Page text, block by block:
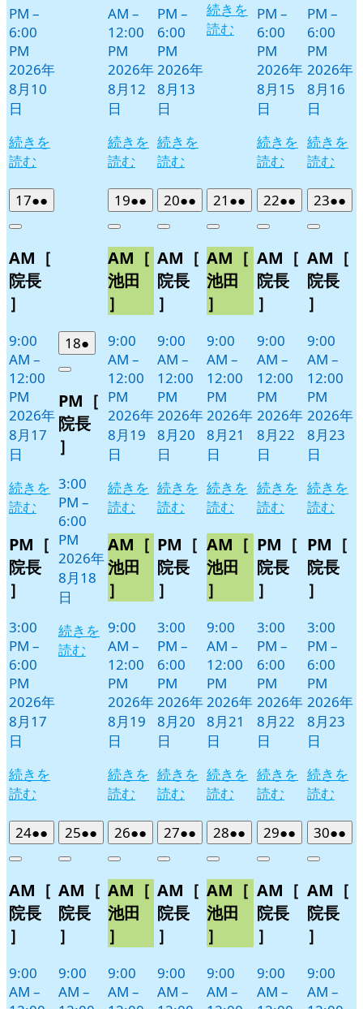
PM –
6:00
PM
2026年
8月10
日
続きを
読む
AM –
12:00
PM
2026年
8月12
日
続きを
読む
PM –
6:00
PM
2026年
8月13
日
続きを
読む
続きを
読む
PM –
6:00
PM
2026年
8月15
日
続きを
読む
PM –
6:00
PM
2026年
8月16
日
続きを
読む
172026
年
月
17
日
●●
件
イ
Close
AM［
院長
］
9:00
AM –
12:00
PM
2026年
8月17
日
続きを
読む
PM［
院長
］
3:00
PM –
6:00
PM
2026年
8月17
日
続きを
読む
182026
年
月
18
日
●
件
イ
ベ
Close
PM［
院長
］
3:00
PM –
6:00
PM
2026年
8月18
日
続きを
読む
192026
年
月
19
日
●●
件
イ
ベ
ト)
Close
AM［
池田
］
9:00
AM –
12:00
PM
2026年
8月19
日
続きを
読む
AM［
池田
］
9:00
AM –
12:00
PM
2026年
8月19
日
続きを
読む
202026
年
月
20
日
●●
件
イ
ベ
ト)
Close
AM［
院長
］
9:00
AM –
12:00
PM
2026年
8月20
日
続きを
読む
PM［
院長
］
3:00
PM –
6:00
PM
2026年
8月20
日
続きを
読む
21 2026
年
月
21
日
●●
件
イ
ベ
ト)
Close
AM［
池田
］
9:00
AM –
12:00
PM
2026年
8月21
日
続きを
読む
AM［
池田
］
9:00
AM –
12:00
PM
2026年
8月21
日
続きを
読む
222026
年
月
22
日
●●
件
イ
ベ
ト)
Close
AM［
院長
］
9:00
AM –
12:00
PM
2026年
8月22
日
続きを
読む
PM［
院長
］
3:00
PM –
6:00
PM
2026年
8月22
日
続きを
読む
232026
年
月
23
日
●●
件
イ
Close
AM［
院長
］
9:00
AM –
12:00
PM
2026年
8月23
日
続きを
読む
PM［
院長
］
3:00
PM –
6:00
PM
2026年
8月23
日
続きを
読む
242026
年
月
24
日
●●
件
イ
ベ
ト)
Close
AM［
院長
］
9:00
AM –
252026
年
月
25
日
●●
件
イ
ベ
ト)
Close
AM［
院長
］
9:00
AM –
262026
年
月
26
日
●●
件
イ
ベ
ト)
Close
AM［
池田
］
9:00
AM –
272026
年
月
27
日
●●
件
イ
ベ
ト)
Close
AM［
院長
］
9:00
AM –
282026
年
月
28
日
●●
件
イ
ベ
ト)
Close
AM［
池田
］
9:00
AM –
292026
年
月
29
日
●●
件
イ
ベ
ト)
Close
AM［
院長
］
9:00
AM –
302026
年
月
30
日
●●
件
イ
Close
AM［
院長
］
9:00
AM –